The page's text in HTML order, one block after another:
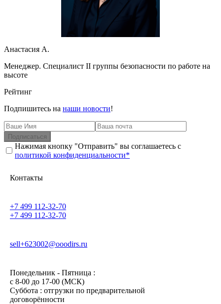
Анастасия А.
Менеджер. Специалист II группы безопасности по работе на
высоте
Рейтинг
Подпишитесь на наши новости!
Подписаться
Нажимая кнопку "Отправить" вы соглашаетесь с
политикой конфиденциальности*
Контакты
+7 499 112-32-70
+7 499 112-32-70
sell+623002@ooodirs.ru
Понедельник - Пятница :
c 8-00 до 17-00 (МСК)
Суббота : отгрузки по предварительной
договорённости